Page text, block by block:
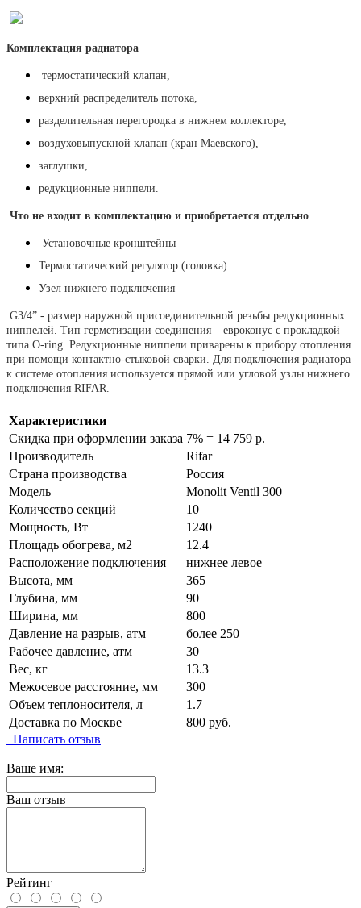
Комплектация радиатора
термостатический клапан,
верхний распределитель потока,
разделительная перегородка в нижнем коллекторе,
воздуховыпускной клапан (кран Маевского),
заглушки,
редукционные ниппели.
Что не входит в комплектацию и приобретается отдельно
Установочные кронштейны
Термостатический регулятор (головка)
Узел нижнего подключения
G3/4” - размер наружной присоединительной резьбы редукционных
ниппелей. Тип герметизации соединения – евроконус с прокладкой
типа O-ring. Редукционные ниппели приварены к прибору отопления
при помощи контактно-стыковой сварки. Для подключения радиатора
к системе отопления используется прямой или угловой узлы нижнего
подключения RIFAR.
Характеристики
Скидка при оформлении заказа 7% = 14 759 р.
Производитель
Rifar
Страна производства
Россия
Модель
Monolit Ventil 300
Количество секций
10
Мощность, Вт
1240
Площадь обогрева, м2
12.4
Расположение подключения
нижнее левое
Высота, мм
365
Глубина, мм
90
Ширина, мм
800
Давление на разрыв, атм
более 250
Рабочее давление, атм
30
Вес, кг
13.3
Межосевое расстояние, мм
300
Объем теплоносителя, л
1.7
Доставка по Москве
800 руб.
Написать отзыв
Ваше имя:
Ваш отзыв
Рейтинг